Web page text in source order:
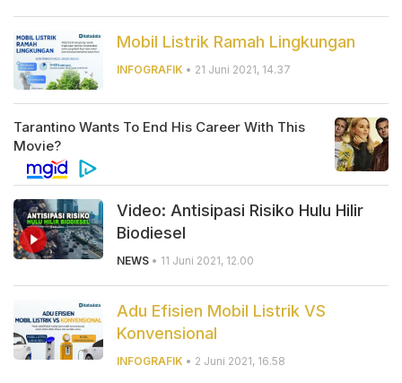
Mobil Listrik Ramah Lingkungan
INFOGRAFIK • 21 Juni 2021, 14.37
Video: Antisipasi Risiko Hulu Hilir
Biodiesel
NEWS • 11 Juni 2021, 12.00
Adu Efisien Mobil Listrik VS
Konvensional
INFOGRAFIK • 2 Juni 2021, 16.58